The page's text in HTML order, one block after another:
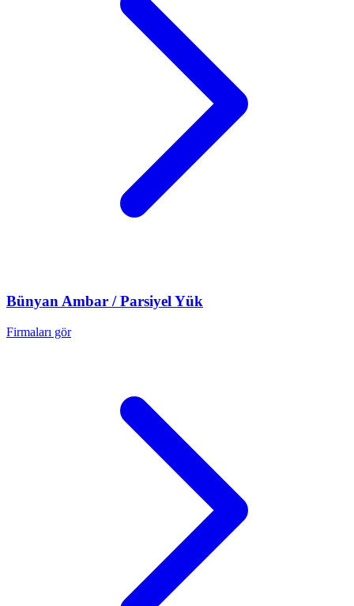
Bünyan Ambar / Parsiyel Yük
Firmaları gör